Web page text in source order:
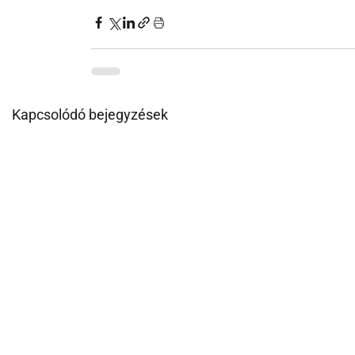
Kapcsolódó bejegyzések